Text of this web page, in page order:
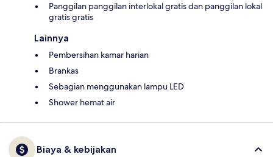
Panggilan panggilan interlokal gratis dan panggilan lokal
gratis gratis
Lainnya
Pembersihan kamar harian
Brankas
Sebagian menggunakan lampu LED
Shower hemat air
Biaya & kebijakan